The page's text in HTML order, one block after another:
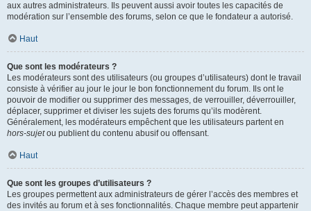
aux autres administrateurs. Ils peuvent aussi avoir toutes les capacités de
modération sur l’ensemble des forums, selon ce que le fondateur a autorisé.
Haut
Que sont les modérateurs ?
Les modérateurs sont des utilisateurs (ou groupes d’utilisateurs) dont le travail
consiste à vérifier au jour le jour le bon fonctionnement du forum. Ils ont le
pouvoir de modifier ou supprimer des messages, de verrouiller, déverrouiller,
déplacer, supprimer et diviser les sujets des forums qu’ils modèrent.
Généralement, les modérateurs empêchent que les utilisateurs partent en
hors-sujetou publient du contenu abusif ou offensant.
Haut
Que sont les groupes d’utilisateurs ?
Les groupes permettent aux administrateurs de gérer l’accès des membres et
des invités au forum et à ses fonctionnalités. Chaque membre peut appartenir